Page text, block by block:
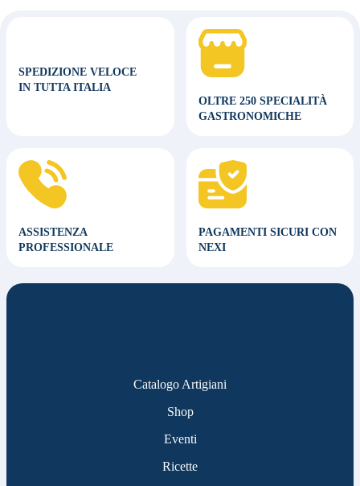
SPEDIZIONE VELOCE
IN TUTTA ITALIA
OLTRE 250 SPECIALITÀ
GASTRONOMICHE
ASSISTENZA
PROFESSIONALE
PAGAMENTI SICURI CON
NEXI
Catalogo Artigiani
Shop
Eventi
Ricette